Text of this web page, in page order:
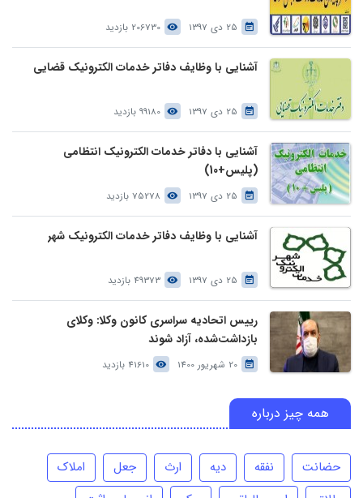
25 دی 1397 206730 بازدید
آشنایی با وظایف دفاتر خدمات الکترونیک قضایی
25 دی 1397 99180 بازدید
آشنایی با دفاتر خدمات الکترونیک انتظامی
(پلیس+10)
25 دی 1397 75278 بازدید
آشنایی با وظایف دفاتر خدمات الکترونیک شهر
25 دی 1397 49373 بازدید
رییس اتحادیه سراسری کانون وکلا: وکلای
بازداشت‌شده، آزاد شوند
20 شهریور 1400 41610 بازدید
همه چیز درباره
حضانت نفقه دیه ارث جعل
املاک